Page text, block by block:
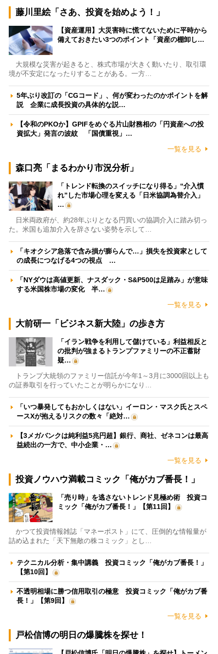
藤川里絵「さあ、投資を始めよう！」
【資産運用】大災害時に慌てないために平時から
備えておきたい3つのポイント「資産の棚卸し…
大規模な災害が起きると、株式市場が大きく動いたり、取引環
境が不安定になったりすることがある。一方…
5年ぶり改訂の「CGコード」、何が変わったのかポイントを解
説 企業に成長投資の具体的な説…
【令和のPKOか】GPIFをめぐる片山財務相の「円資産への投
資拡大」発言の波紋 「国債重視」…
一覧を見る
森口亮「まるわかり市況分析」
「トレンド転換のスイッチになり得る」“介入慣
れ”した市場心理を変える「日米協調為替介入」
…
日米両政府が、約28年ぶりとなる円買いの協調介入に踏み切っ
た。米国も追加介入を辞さない姿勢を示して…
「キオクシア急落で含み損が膨らんで…」損失を投資家として
の成長につなげる4つの視点 …
「NYダウは高値更新、ナスダック・S&P500は足踏み」が意味
する米国株市場の変化 半…
一覧を見る
大前研一「ビジネス新大陸」の歩き方
「イラン戦争を利用して儲けている」利益相反と
の批判が強まるトランプファミリーの不正蓄財
疑…
トランプ大統領のファミリー信託が今年1～3月に3000回以上も
の証券取引を行っていたことが明らかになり…
「いつ暴発してもおかしくはない」イーロン・マスク氏とスペ
ースXが抱えるリスクの数々「絶対…
【3メガバンクは純利益5兆円超】銀行、商社、ゼネコンは最高
益続出の一方で、中小企業・…
一覧を見る
投資ノウハウ満載コミック「俺がカブ番長！」
「売り時」を逃さないトレンド見極め術 投資コ
ミック「俺がカブ番長！」【第11回】
かつて投資情報雑誌「マネーポスト」にて、圧倒的な情報量が
詰め込まれた「天下無敵の株コミック」とし…
テクニカル分析・集中講義 投資コミック「俺がカブ番長！」
【第10回】
不透明相場に勝つ信用取引の極意 投資コミック「俺がカブ番
長！」【第9回】
一覧を見る
戸松信博の明日の爆騰株を探せ！